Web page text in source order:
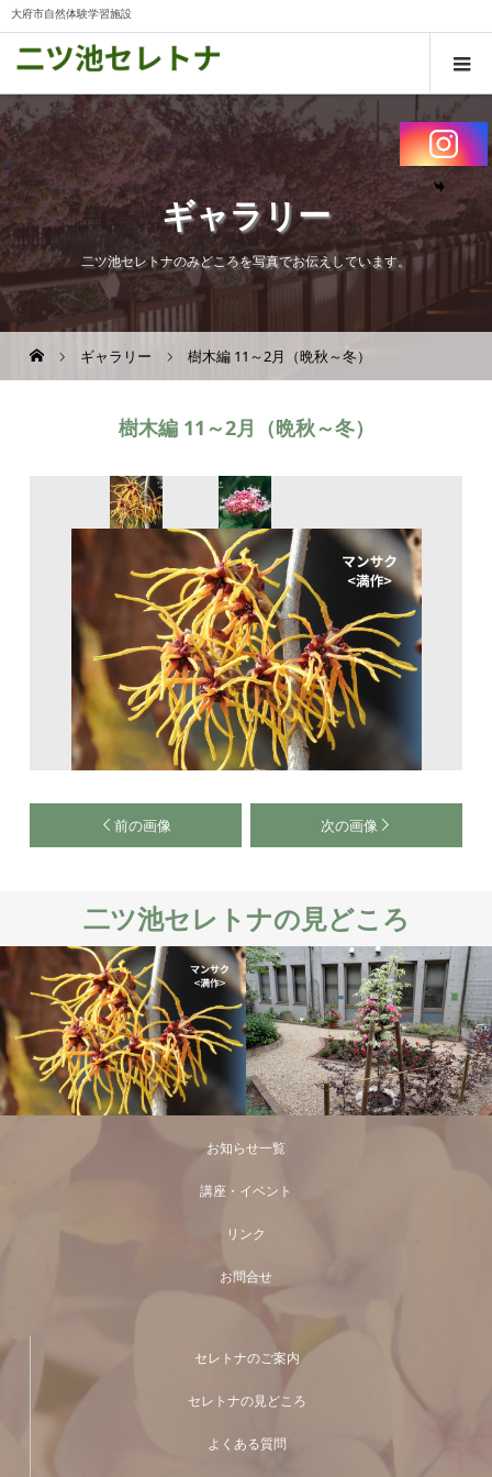
大府市自然体験学習施設
ギャラリー
二ツ池セレトナのみどころを写真でお伝えしています。
ギャラリー 樹木編 11～2月（晩秋～冬）
樹木編 11～2月（晩秋～冬）
前の画像 次の画像
二ツ池セレトナの見どころ
お知らせ一覧
講座・イベント
リンク
お問合せ
セレトナのご案内
セレトナの見どころ
よくある質問